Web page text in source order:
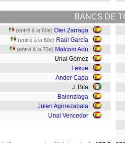
BANCS DE
(entré à la 60e) Oier Zarraga
(entré à la 60e) Raúl García
(entré à la 73e) Malcom Adu
Unai Gómez
Lekue
Ander Capa
J. Bita
Balenziaga
Julen Agirrezabala
Unai Vencedor